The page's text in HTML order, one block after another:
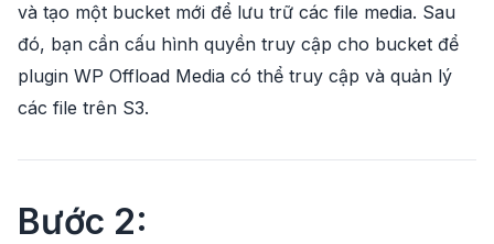
và tạo một bucket mới để lưu trữ các file media. Sau
đó, bạn cần cấu hình quyền truy cập cho bucket để
plugin WP Offload Media có thể truy cập và quản lý
các file trên S3.
Bước 2: